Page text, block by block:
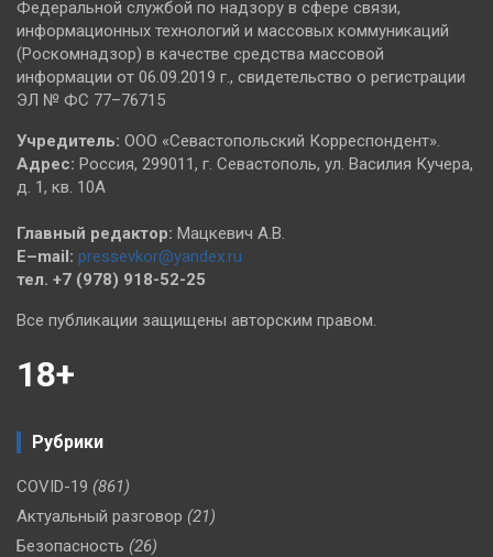
Федеральной службой по надзору в сфере связи,
информационных технологий и массовых коммуникаций
(Роскомнадзор) в качестве средства массовой
информации от 06.09.2019 г., свидетельство о регистрации
ЭЛ № ФС 77–76715
Учредитель: ООО «Севастопольский Корреспондент».
Адрес: Россия, 299011, г. Севастополь, ул. Василия Кучера,
д. 1, кв. 10А
Главный редактор: Мацкевич А.В.
E–mail: pressevkor@yandex.ru
тел. +7 (978) 918-52-25
Все публикации защищены авторским правом.
18+
Рубрики
COVID-19 (861)
Актуальный разговор (21)
Безопасность (26)